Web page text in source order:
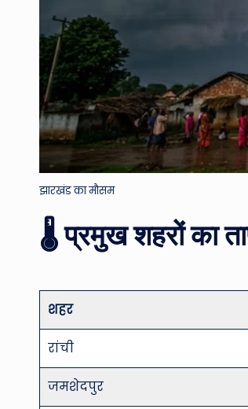
झारखंड का मौसम
🌡️ प्रमुख शहरों का
शहर
रांची
जमशेदपुर